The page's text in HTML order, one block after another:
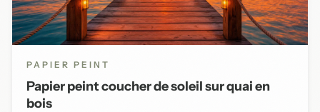
PAPIER PEINT
Papier peint coucher de soleil sur quai en
bois